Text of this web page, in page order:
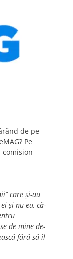
de pe
Pe
care și-au
și nu eu, că-
de mine de-
fără să îl